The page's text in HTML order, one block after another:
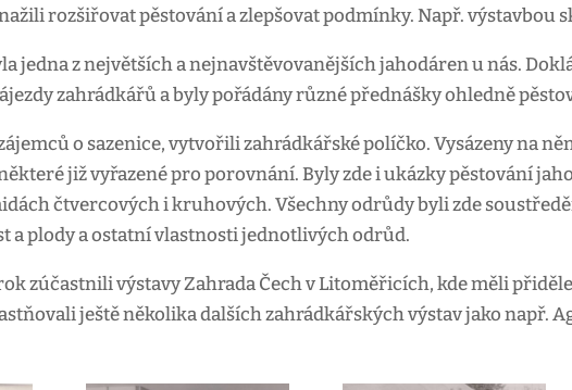
rozšiřovat pěstování a zlepšovat podmínky. Např. výstavbou
jedna z největších a nejnavštěvovanějších jahodáren u nás.
zahrádkářů a byly pořádány různé přednášky ohledně
o sazenice, vytvořili zahrádkářské políčko. Vysázeny na
již vyřazené pro porovnání. Byly zde i ukázky pěstování
čtvercových i kruhových. Všechny odrůdy byli zde
a plody a ostatní vlastnosti jednotlivých odrůd.
zúčastnili výstavy Zahrada Čech v Litoměřicích, kde měli
ještě několika dalších zahrádkářských výstav jako např.